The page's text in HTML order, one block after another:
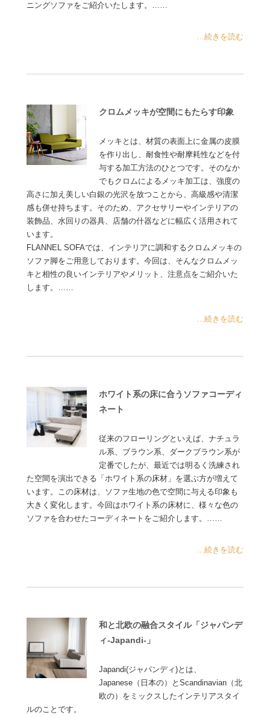
ニングソファをご紹介いたします。……
...続きを読む
クロムメッキが空間にもたらす印象
メッキとは、材質の表面上に金属の皮膜
を作り出し、耐食性や耐摩耗性などを付
与する加工方法のひとつです。そのなか
でもクロムによるメッキ加工は、強度の
高さに加え美しい白銀の光沢を放つことから、高級感や清潔
感も併せ持ちます。そのため、アクセサリーやインテリアの
装飾品、水回りの器具、店舗の什器などに幅広く活用されて
います。
FLANNEL SOFAでは、インテリアに調和するクロムメッキの
ソファ脚をご用意しております。今回は、そんなクロムメッ
キと相性の良いインテリアやメリット、注意点をご紹介いた
します。……
...続きを読む
ホワイト系の床に合うソファコーディ
ネート
従来のフローリングといえば、ナチュラ
ル系、ブラウン系、ダークブラウン系が
定番でしたが、最近では明るく洗練され
た空間を演出できる「ホワイト系の床材」を選ぶ方が増えて
います。この床材は、ソファ生地の色で空間に与える印象も
大きく変化します。今回はホワイト系の床材に、様々な色の
ソファを合わせたコーディネートをご紹介します。……
...続きを読む
和と北欧の融合スタイル「ジャパンデ
ィ-Japandi-」
Japandi(ジャパンディ)とは、
Japanese（日本の）とScandinavian（北
欧の）をミックスしたインテリアスタイ
ルのことです。